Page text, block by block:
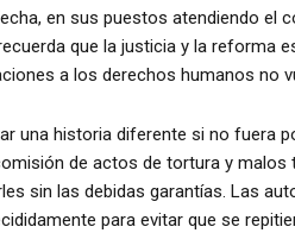
en sus puestos atendiendo el
que la justicia y la reforma
a los derechos humanos no
una historia diferente si no fuera
de actos de tortura y
sin las debidas garantías. Las
para evitar que se